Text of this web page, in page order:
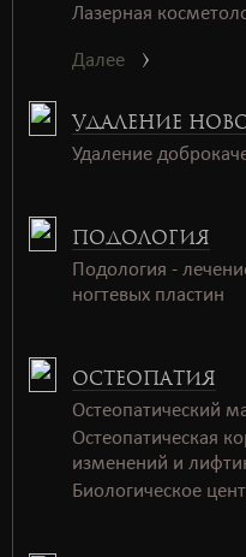
Лазерная
Далее
УДАЛЕНИЕ
Удаление
ПОДОЛОГИЯ
Подология -
ногтевых пластин
ОСТЕОПАТИЯ
Остеопатический
Остеопатическая
изменений и
Биологическое